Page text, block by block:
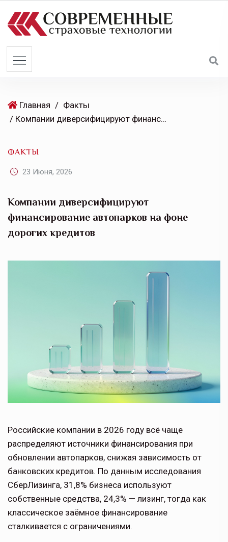
Главная / Факты
/ Компании диверсифицируют финансирование автопарков на фоне дорогих кредитов
ФАКТЫ
23 Июня, 2026
Компании диверсифицируют
финансирование автопарков на фоне
дорогих кредитов
Российские компании в 2026 году всё чаще
распределяют источники финансирования при
обновлении автопарков, снижая зависимость от
банковских кредитов. По данным исследования
СберЛизинга, 31,8% бизнеса используют
собственные средства, 24,3% — лизинг, тогда как
классическое заёмное финансирование
сталкивается с ограничениями.